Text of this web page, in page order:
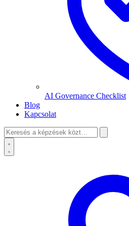
AI Governance Checklist
Blog
Kapcsolat